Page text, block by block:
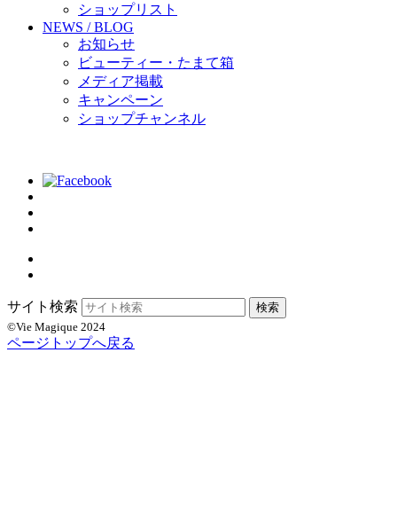
ショップリスト
NEWS / BLOG
お知らせ
ビューティー・たまて箱
メディア掲載
キャンペーン
ショップチャンネル
サイト検索
©Vie Magique 2024
ページトップへ戻る